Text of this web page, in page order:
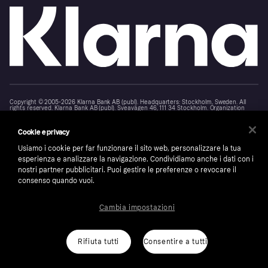
Copyright © 2005-2026 Klarna Bank AB (publ). Headquarters: Stockholm, Sweden. All
rights reserved. Klarna Bank AB (publ). Sveavägen 46, 111 34 Stockholm. Organization
Cookie e privacy
Usiamo i cookie per far funzionare il sito web, personalizzare la tua
esperienza e analizzare la navigazione. Condividiamo anche i dati con i
nostri partner pubblicitari. Puoi gestire le preferenze o revocare il
consenso quando vuoi.
Rifiuta tutti Consentire a tutti
Cambia impostazioni